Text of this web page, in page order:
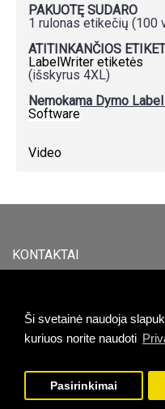
Ši svetainė naudoja
kuriuos norite naudoti
Pasirinkimai
PAKUOTĘ SUDARO
1 rulonas etikečių (100
ATITINKANČIOS
LabelWriter etiketės
(išskyrus 4XL)
Nemokama Dymo
Software
Video
KONTAKTAI
PIRKĖJAMS
DARBO LAIKAS: